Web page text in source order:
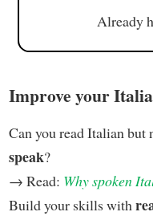
Already
Improve your
Can you read Italian but
speak?
→ Read: Why spoken
Build your skills with